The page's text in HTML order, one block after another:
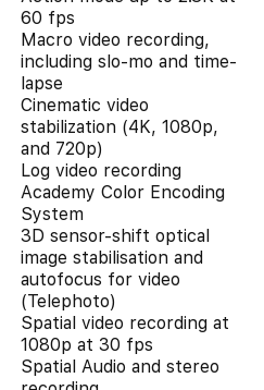
60 fps
Macro video recording,
including slo-mo and time-
lapse
Cinematic video
stabilization (4K, 1080p,
and 720p)
Log video recording
Academy Color Encoding
System
3D sensor-shift optical
image stabilisation and
autofocus for video
(Telephoto)
Spatial video recording at
1080p at 30 fps
Spatial Audio and stereo